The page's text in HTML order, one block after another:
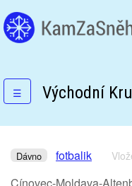
☰ Východní
Dávno fotbalik